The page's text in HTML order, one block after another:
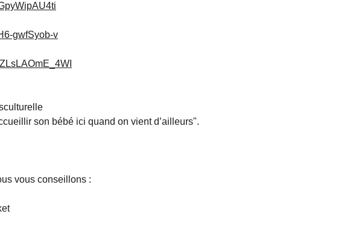
gwfSyob-v
son bébé ici quand on vient d’ailleurs".
vous conseillons :